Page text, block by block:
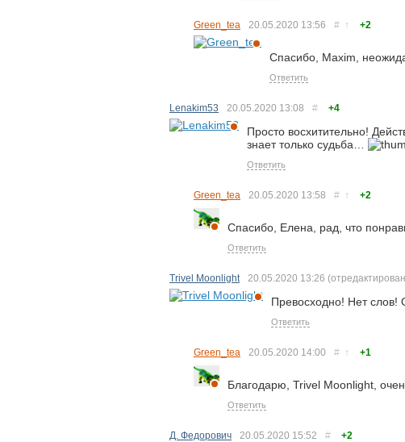
Green_tea 20.05.2020 13:56 # ↑ +2
Спасибо, Maxim,
Ответить
Lenakim53 20.05.2020 13:08 # +4
Просто восхитительно!
знает только судьба…
Ответить
Green_tea 20.05.2020 13:58 # ↑ +2
Спасибо, Елена, рад, что
Ответить
Trivel Moonlight 20.05.2020 13:26
Превосходно! Нет слов!
Ответить
Green_tea 20.05.2020 14:00 # ↑ +1
Благодарю, Trivel Moonlight,
Ответить
Д. Федорович 20.05.2020 15:52 # +2